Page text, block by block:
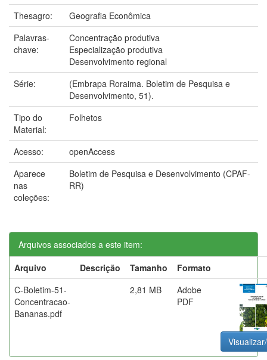
Thesagro:
Geografia Econômica
Palavras-
chave:
Concentração produtiva
Especialização produtiva
Desenvolvimento regional
Série:
(Embrapa Roraima. Boletim de Pesquisa e
Desenvolvimento, 51).
Tipo do
Material:
Folhetos
Acesso:
openAccess
Aparece
nas
coleções:
Boletim de Pesquisa e Desenvolvimento (CPAF-
RR)
Arquivos associados a este item:
Arquivo
Descrição Tamanho
Formato
C-Boletim-51-
Concentracao-
Bananas.pdf
2,81 MB
Adobe
PDF